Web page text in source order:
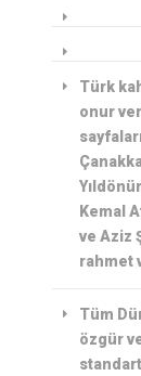
Türk
onur
Kemal
ve Aziz
rahmet
Tüm
özgür